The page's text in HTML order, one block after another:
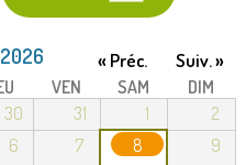
« Préc. Suiv. »
VEN SAM
DIM
30 31 1
2
6 7 8 9